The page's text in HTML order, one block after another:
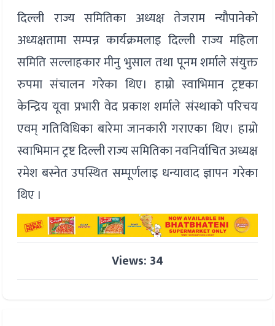
दिल्ली राज्य समितिका अध्यक्ष तेजराम न्यौपानेको
अध्यक्षतामा सम्पन्न कार्यक्रमलाइ दिल्ली राज्य महिला
समिति सल्लाहकार मीनु भुसाल तथा पूनम शर्माले संयुक्त
रुपमा संचालन गरेका थिए। हाम्रो स्वाभिमान ट्रष्टका
केन्द्रिय यूवा प्रभारी वेद प्रकाश शर्माले संस्थाको परिचय
एवम् गतिविधिका बारेमा जानकारी गराएका थिए। हाम्रो
स्वाभिमान ट्रष्ट दिल्ली राज्य समितिका नवनिर्वाचित अध्यक्ष
रमेश बस्नेत उपस्थित सम्पूर्णलाइ धन्यावाद ज्ञापन गरेका
थिए ।
Views: 34